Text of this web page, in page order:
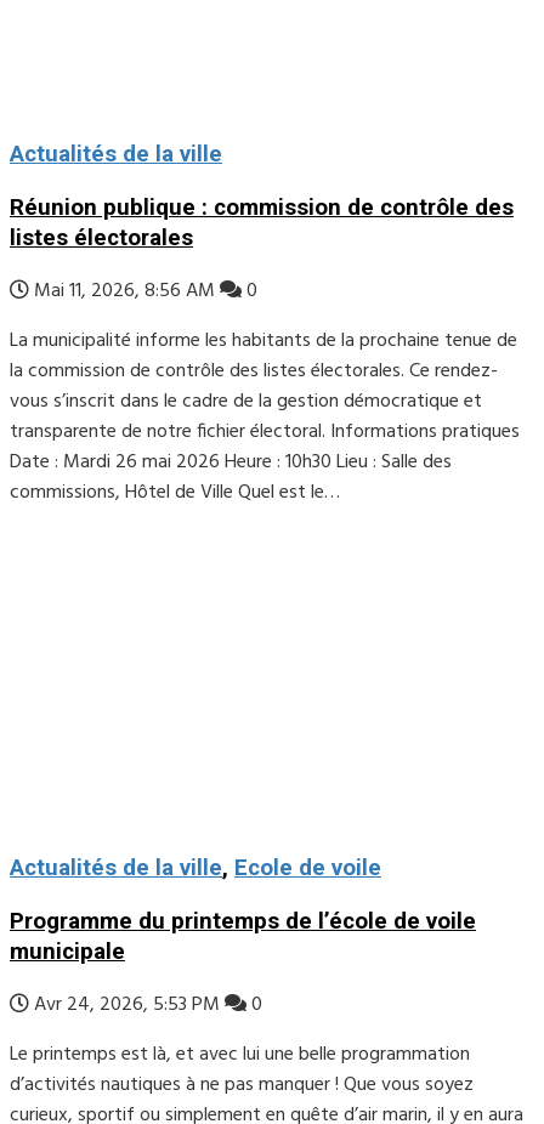
Actualités de la ville
Réunion publique : commission de contrôle des
listes électorales
Mai 11, 2026, 8:56 AM
0
La municipalité informe les habitants de la prochaine tenue de
la commission de contrôle des listes électorales. Ce rendez-
vous s’inscrit dans le cadre de la gestion démocratique et
transparente de notre fichier électoral. Informations pratiques
Date : Mardi 26 mai 2026 Heure : 10h30 Lieu : Salle des
commissions, Hôtel de Ville Quel est le…
Actualités de la ville, Ecole de voile
Programme du printemps de l’école de voile
municipale
Avr 24, 2026, 5:53 PM
0
Le printemps est là, et avec lui une belle programmation
d’activités nautiques à ne pas manquer ! Que vous soyez
curieux, sportif ou simplement en quête d’air marin, il y en aura